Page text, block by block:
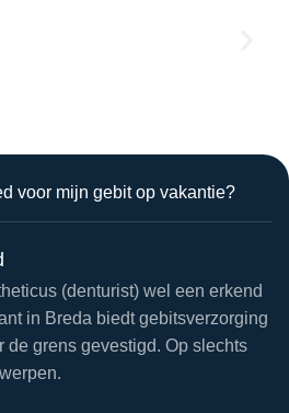
voor mijn gebit op vakantie?
(denturist) wel een erkend
in Breda biedt gebitsverzorging
de grens gevestigd. Op slechts